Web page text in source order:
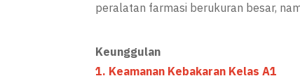
peralatan farmasi berukuran besar,
Keunggulan
1. Keamanan Kebakaran Kelas A1